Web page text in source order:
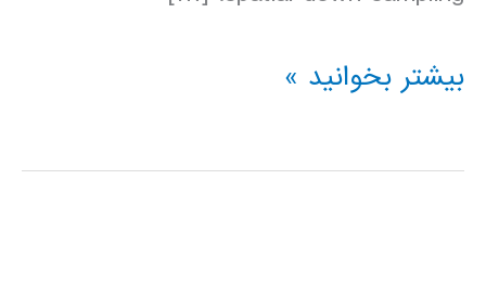
فیلم
شبکه
بیشتر بخوانید »